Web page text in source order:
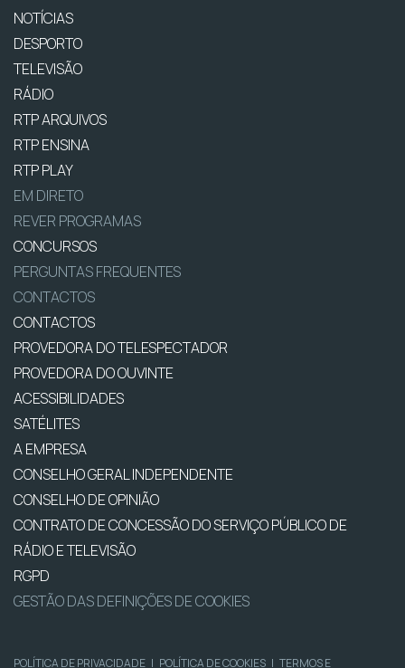
NOTÍCIAS
DESPORTO
TELEVISÃO
RÁDIO
RTP ARQUIVOS
RTP ENSINA
RTP PLAY
EM DIRETO
REVER PROGRAMAS
CONCURSOS
PERGUNTAS FREQUENTES
CONTACTOS
CONTACTOS
PROVEDORA DO TELESPECTADOR
PROVEDORA DO OUVINTE
ACESSIBILIDADES
SATÉLITES
A EMPRESA
CONSELHO GERAL INDEPENDENTE
CONSELHO DE OPINIÃO
CONTRATO DE CONCESSÃO DO SERVIÇO PÚBLICO DE
RÁDIO E TELEVISÃO
RGPD
GESTÃO DAS DEFINIÇÕES DE COOKIES
POLÍTICA DE PRIVACIDADE | POLÍTICA DE COOKIES | TERMOS E